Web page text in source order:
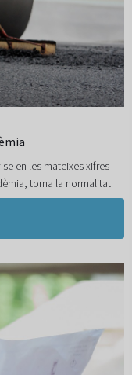
en les mateixes xifres
torna la normalitat